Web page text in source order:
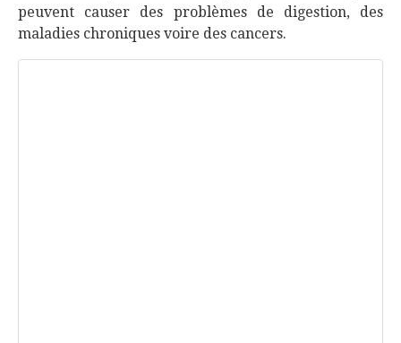
peuvent causer des problèmes de digestion, des
maladies chroniques voire des cancers.